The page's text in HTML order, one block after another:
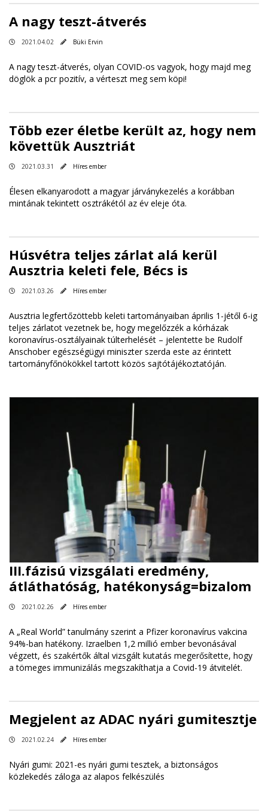
A nagy teszt-átverés
2021.04.02 Büki Ervin
A nagy teszt-átverés, olyan COVID-os vagyok, hogy majd meg
döglök a pcr pozitív, a vérteszt meg sem köpi!
Több ezer életbe került az, hogy nem
követtük Ausztriát
2021.03.31 Híres ember
Élesen elkanyarodott a magyar járványkezelés a korábban
mintának tekintett osztrákétól az év eleje óta.
Húsvétra teljes zárlat alá kerül
Ausztria keleti fele, Bécs is
2021.03.26 Híres ember
Ausztria legfertőzöttebb keleti tartományaiban április 1-jétől 6-ig
teljes zárlatot vezetnek be, hogy megelőzzék a kórházak
koronavírus-osztályainak túlterhelését – jelentette be Rudolf
Anschober egészségügyi miniszter szerda este az érintett
tartományfőnökökkel tartott közös sajtótájékoztatóján.
III.fázisú vizsgálati eredmény,
átláthatóság, hatékonyság=bizalom
2021.02.26 Híres ember
A „Real World” tanulmány szerint a Pfizer koronavírus vakcina
94%-ban hatékony. Izraelben 1,2 millió ember bevonásával
végzett, és szakértők által vizsgált kutatás megerősítette, hogy
a tömeges immunizálás megszakíthatja a Covid-19 átvitelét.
Megjelent az ADAC nyári gumitesztje
2021.02.24 Híres ember
Nyári gumi: 2021-es nyári gumi tesztek, a biztonságos
közlekedés záloga az alapos felkészülés